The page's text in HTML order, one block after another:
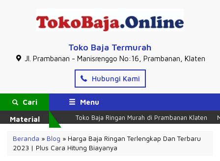
Toko Baja Termurah
Jl. Prambanan - Manisrenggo No:16, Prambanan, Klaten
Hubungi Kami
Cari
Material
Menu
Toko Baja Ringan Murah di Prambanan Klaten
Beranda » Blog » Harga Baja Ringan Terlengkap Dan Terbaru
2023 | Plus Cara Hitung Biayanya